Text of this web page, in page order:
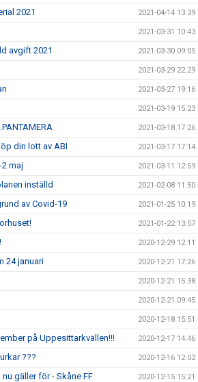
2021 2021-04-14 13:39
2021-03-31 10:43
avgift 2021 2021-03-30 09:05
2021-03-29 22:29
2021-03-27 19:16
2021-03-19 15:23
2021-03-18 17:26
din lott av ABI 2021-03-17 17:14
maj 2021-03-11 12:59
inställd 2021-02-08 11:50
av Covid-19 2021-01-25 10:19
2021-01-22 13:57
2020-12-29 12:11
24 januari 2020-12-21 17:26
2020-12-21 15:38
2020-12-21 09:45
2020-12-18 15:51
på Uppesittarkvällen!!! 2020-12-17 14:46
??? 2020-12-16 12:02
gäller för - Skåne FF 2020-12-15 15:21